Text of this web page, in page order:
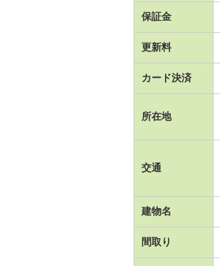
保証金
更新料
カード決済
所在地
交通
建物名
間取り